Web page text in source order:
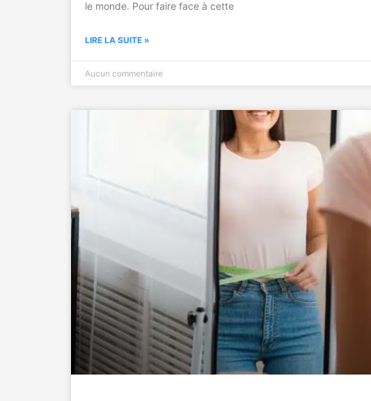
le monde. Pour faire face à cette
LIRE LA SUITE »
Aucun commentaire